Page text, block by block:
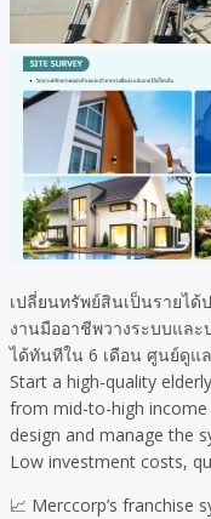
เปลี่ยนทรัพย์สินเป็นรายได้
งานมืออาชีพวางระบบและ
ได้ทันทีใน 6 เดือน ศูนย์ดูแ
Start a high-quality
from mid-to-high
design and manage the
Low investment costs,
📈 Merccorp’s franchise